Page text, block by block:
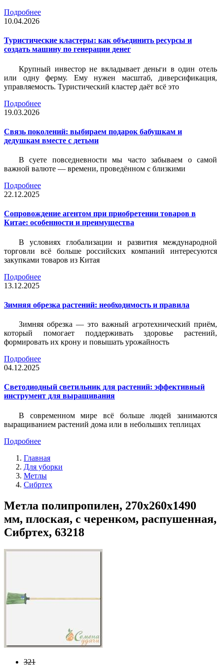
Подробнее
10.04.2026
Туристические кластеры: как объединить ресурсы и
создать машину по генерации денег
Крупный инвестор не вкладывает деньги в один отель
или одну ферму. Ему нужен масштаб, диверсификация,
управляемость. Туристический кластер даёт всё это
Подробнее
19.03.2026
Связь поколений: выбираем подарок бабушкам и
дедушкам вместе с детьми
В суете повседневности мы часто забываем о самой
важной валюте — времени, проведённом с близкими
Подробнее
22.12.2025
Сопровождение агентом при приобретении товаров в
Китае: особенности и преимущества
В условиях глобализации и развития международной
торговли всё больше российских компаний интересуются
закупками товаров из Китая
Подробнее
13.12.2025
Зимняя обрезка растений: необходимость и правила
Зимняя обрезка — это важный агротехнический приём,
который помогает поддерживать здоровье растений,
формировать их крону и повышать урожайность
Подробнее
04.12.2025
Светодиодный светильник для растений: эффективный
инструмент для выращивания
В современном мире всё больше людей занимаются
выращиванием растений дома или в небольших теплицах
Подробнее
Главная
Для уборки
Метлы
Сибртех
Метла полипропилен, 270х260х1490
мм, плоская, с черенком, распушенная,
Сибртех, 63218
321